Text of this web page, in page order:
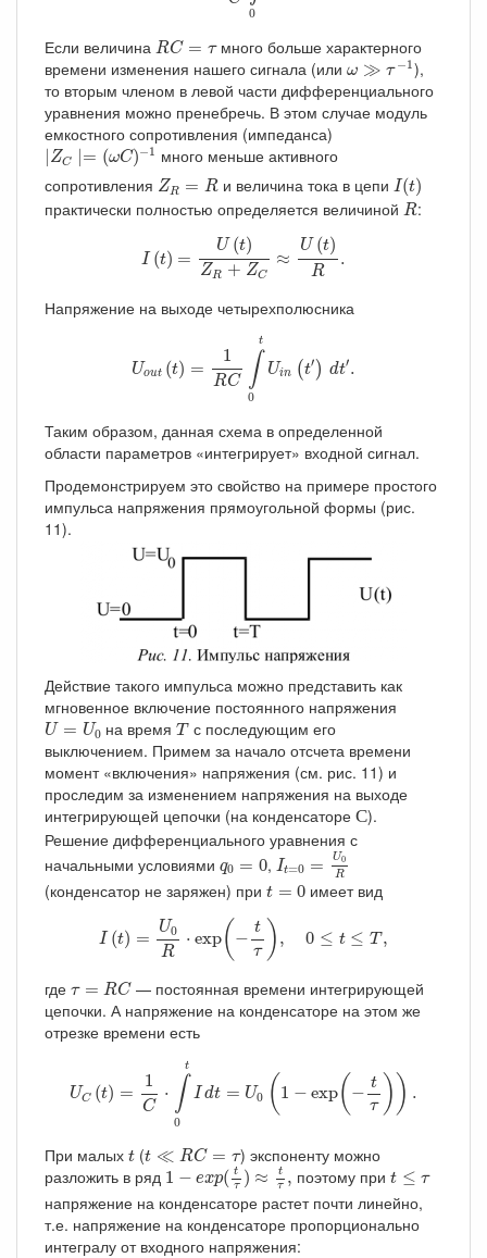
0
Если величина RC = τ
RC=
много больше характерного
времени изменения нашего сигнала (или ω ≫ τ −1
ω≫τ−1 ),
то вторым членом в левой части дифференциального
уравнения можно пренебречь. В этом случае модуль
емкостного сопротивления (импеданса)
∣ZC ∣= (ωC)−1
∣ZC∣=(ωC)−1много меньше активного
сопротивления ZR = R
ZR =R и величина тока в цепи I(t)
I(t)
практически полностью определяется величиной R
R:
I (t) =
U (t)
ZR + ZC
≈
U (t)
R
.
ZR+ (t)R.
Напряжение на выходе четырехполюсника
Uout (t) =
1
RC
t
∫
0
Uin (t′ ) dt′.
0
Таким образом, данная схема в определенной
области параметров «интегрирует» входной сигнал.
Продемонстрируем это свойство на примере простого
импульса напряжения прямоугольной формы (рис.
11).
Действие такого импульса можно представить как
мгновенное включение постоянного напряжения
U = U0
U=U0 на времяT
T с последующим его
выключением. Примем за начало отсчета времени
момент «включения» напряжения (см. рис. 11) и
проследим за изменением напряжения на выходе
интегрирующей цепочки (на конденсаторе С
С).
Решение дифференциального уравнения с
начальными условиями q0 = 0
q0 =0 , It=0 = U0
R
It=0=U0R
(конденсатор не заряжен) при t = 0
t=0 имеет вид
I (t) = U0
R
⋅ exp( − t
τ ) , 0 ≤ t ≤ T ,
t)= exp (− tτ
где τ = RC
τ=R C
— постоянная времени интегрирующей
цепочки. А напряжение на конденсаторе на этом же
отрезке времени есть
UC (t) =
1
C
⋅
t
∫
0
I dt = U0 ( 1 − exp( − t
τ )) .
C
При малых t
t (t ≪ RC = τ
t≪R C=τ
) экспоненту можно
разложить в ряд 1 − exp( t
τ ) ≈
t
τ ,
1 −exp(tτ)≈tτ, поэтому приt ≤ τ
t≤τ
напряжение на конденсаторе растет почти линейно,
т.е. напряжение на конденсаторе пропорционально
интегралу от входного напряжения: